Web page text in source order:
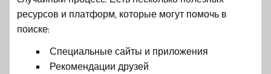
ресурсов и платформ, которые могут помочь в
поиске:
Специальные сайты и приложения
Рекомендации друзей